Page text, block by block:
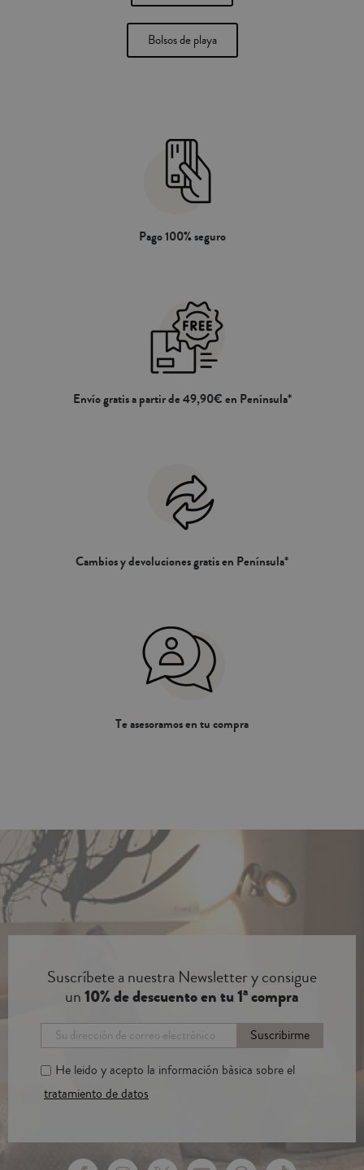
Bolsos de playa
Pago 100% seguro
Envío gratis a partir de 49,90€ en Península*
Cambios y devoluciones gratis en Península*
Te asesoramos en tu compra
Suscríbete a nuestra Newsletter y consigue
un10% de descuento en tu 1ª compra
Suscribirme
He leido y acepto la información bàsica sobre el
tratamiento de datos